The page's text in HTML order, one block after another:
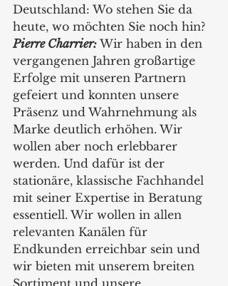
Deutschland: Wo stehen Sie da
heute, wo möchten Sie noch hin?
Pierre Charrier: Wir haben in den
vergangenen Jahren großartige
Erfolge mit unseren Partnern
gefeiert und konnten unsere
Präsenz und Wahrnehmung als
Marke deutlich erhöhen. Wir
wollen aber noch erlebbarer
werden. Und dafür ist der
stationäre, klassische Fachhandel
mit seiner Expertise in Beratung
essentiell. Wir wollen in allen
relevanten Kanälen für
Endkunden erreichbar sein und
wir bieten mit unserem breiten
Sortiment und unsere